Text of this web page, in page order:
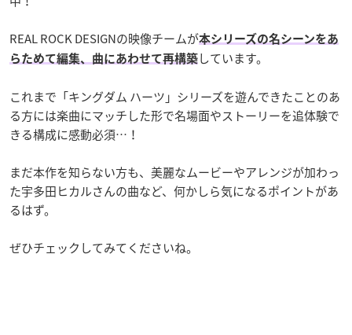
REAL ROCK DESIGNの映像チームが本シリーズの名シーンをあ
らためて編集、曲にあわせて再構築 しています。
これまで「キングダム ハーツ」シリーズを遊んできたことのあ
る方には楽曲にマッチした形で名場面やストーリーを追体験で
きる構成に感動必須…！
まだ本作を知らない方も、美麗なムービーやアレンジが加わっ
た宇多田ヒカルさんの曲など、何かしら気になるポイントがあ
るはず。
ぜひチェックしてみてくださいね。